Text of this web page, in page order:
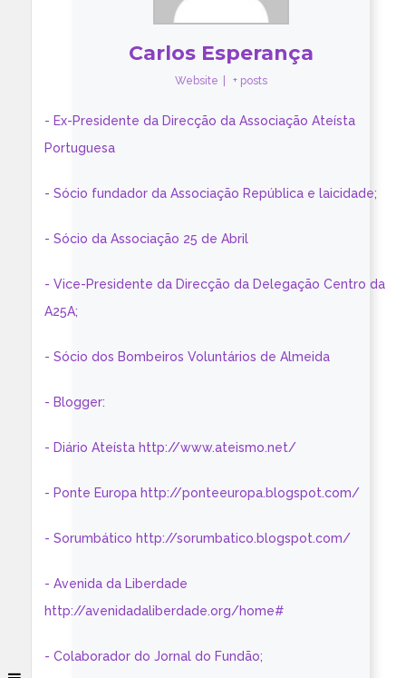
Carlos Esperança
Website + posts
- Ex-Presidente da Direcção da Associação Ateísta
Portuguesa
- Sócio fundador da Associação República e laicidade;
- Sócio da Associação 25 de Abril
- Vice-Presidente da Direcção da Delegação Centro da
A25A;
- Sócio dos Bombeiros Voluntários de Almeida
- Blogger:
- Diário Ateísta http://www.ateismo.net/
- Ponte Europa http://ponteeuropa.blogspot.com/
- Sorumbático http://sorumbatico.blogspot.com/
- Avenida da Liberdade
http://avenidadaliberdade.org/home#
- Colaborador do Jornal do Fundão;